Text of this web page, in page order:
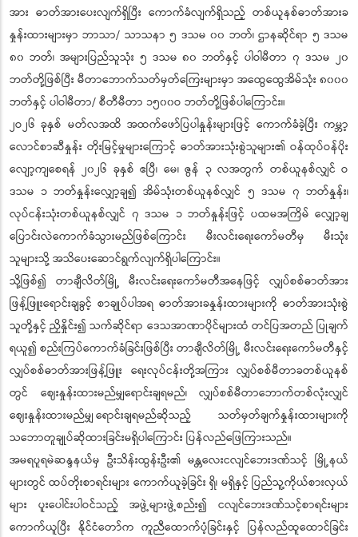
အား ဓာတ်အားပေးလျက်ရှိပြီး ကောက်ခံလျက်ရှိသည့် တစ်ယူနစ်ဓာတ်အားခ
နှုန်းထားများမှာ ဘာသာ/ သာသနာ ၅ ဒသမ ၀၀ ဘတ်၊ ဌာနဆိုင်ရာ ၅ ဒသမ
၈၀ ဘတ်၊ အများပြည်သူသုံး ၅ ဒသမ ၈၀ ဘတ်နှင့် ပါဝါမီတာ ၇ ဒသမ ၂၀
ဘတ်တို့ဖြစ်ပြီး မီတာဘောက်သတ်မှတ်ကြေးများမှာ အထွေထွေအိမ်သုံး ၈၀၀၀
ဘတ်နှင့် ပါဝါမီတာ/ စီတီမီတာ ၁၅၀၀ဝ ဘတ်တို့ဖြစ်ပါကြောင်း။
၂ဝ၂၆ ခုနှစ် မတ်လအထိ အထက်ဖော်ပြပါနှုန်းများဖြင့် ကောက်ခံခဲ့ပြီး ကမ္ဘာ့
လောင်စာဆီနှုန်း တိုးမြင့်မှုများကြောင့် ဓာတ်အားသုံးစွဲသူများ၏ ဝန်ထုပ်ဝန်ပိုး
လျော့ကျစေရန် ၂၀၂၆ ခုနှစ် ဧပြီ၊ မေ၊ ဇွန် ၃ လအတွက် တစ်ယူနစ်လျှင် ဝ
ဒသမ ၁ ဘတ်နှုန်းလျှော့ချ၍ အိမ်သုံးတစ်ယူနစ်လျှင် ၅ ဒသမ ၇ ဘတ်နှုန်း၊
လုပ်ငန်းသုံးတစ်ယူနစ်လျှင် ၇ ဒသမ ၁ ဘတ်နှုန်းဖြင့် ပထမအကြိမ် လျှော့ချ
ပြောင်းလဲကောက်ခံသွားမည်ဖြစ်ကြောင်း မီးလင်းရေးကော်မတီမှ မီးသုံး
သူများသို့ အသိပေးဆောင်ရွက်လျက်ရှိပါကြောင်း။
သို့ဖြစ်၍ တာချီလိတ်မြို့ မီးလင်းရေးကော်မတီအနေဖြင့် လျှပ်စစ်ဓာတ်အား
ဖြန့်ဖြူးရောင်းချခွင့် စာချုပ်ပါအရ ဓာတ်အားခနှုန်းထားများကို ဓာတ်အားသုံးစွဲ
သူတို့နှင့် ညှိနှိုင်း၍ သက်ဆိုင်ရာ ဒေသအာဏာပိုင်များထံ တင်ပြအတည် ပြုချက်
ရယူ၍ စည်းကြပ်ကောက်ခံခြင်းဖြစ်ပြီး တာချီလိတ်မြို့ မီးလင်းရေးကော်မတီနှင့်
လျှပ်စစ်ဓာတ်အားဖြန့်ဖြူး ရေးလုပ်ငန်းတို့အကြား လျှပ်စစ်မီတာခတစ်ယူနစ်
တွင် ဈေးနှုန်းထားမည်မျှရောင်းချရမည်၊ လျှပ်စစ်မီတာဘောက်တစ်လုံးလျှင်
ဈေးနှုန်းထားမည်မျှ ရောင်းချရမည်ဆိုသည့် သတ်မှတ်ချက်နှုန်းထားများကို
သဘောတူချုပ်ဆိုထားခြင်းမရှိပါကြောင်း ပြန်လည်ဖြေကြားသည်။
အမရပူရမဲဆန္ဒနယ်မှ ဦးသိန်းထွန်းဦး၏ မန္တလေးငလျင်ဘေးဒဏ်သင့် မြို့နယ်
များတွင် ထပ်တိုးစာရင်းများ ကောက်ယူခဲ့ခြင်း ရှိ၊ မရှိနှင့် ပြည်သူ့ကိုယ်စားလှယ်
များ ပူးပေါင်းပါဝင်သည့် အဖွဲ့များဖွဲ့စည်း၍ ငလျင်ဘေးဒဏ်သင့်စာရင်းများ
ကောက်ယူပြီး နိုင်ငံတော်က ကူညီထောက်ပံ့ခြင်းနှင့် ပြန်လည်ထူထောင်ခြင်း